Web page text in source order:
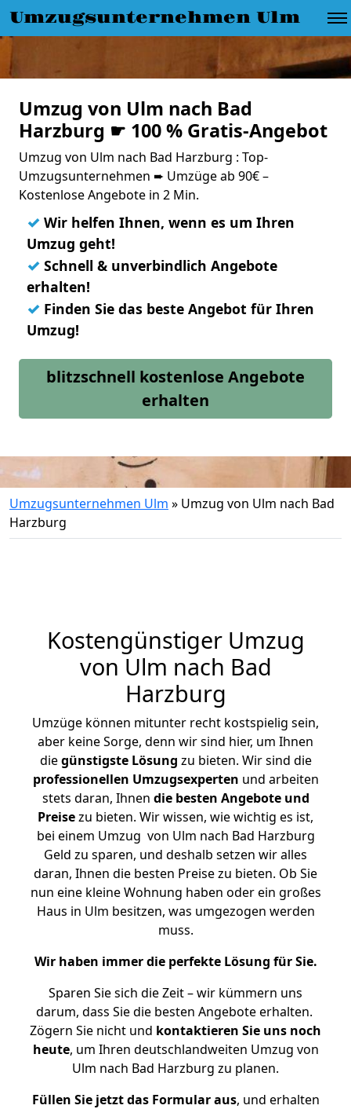
Umzugsunternehmen Ulm
Umzug von Ulm nach Bad
Harzburg ☛ 100 % Gratis-Angebot
Umzug von Ulm nach Bad Harzburg : Top-
Umzugsunternehmen ➨ Umzüge ab 90€ –
Kostenlose Angebote in 2 Min.
✓ Wir helfen Ihnen, wenn es um Ihren
Umzug geht!
✓ Schnell & unverbindlich Angebote
erhalten!
✓ Finden Sie das beste Angebot für Ihren
Umzug!
blitzschnell kostenlose Angebote
erhalten
Umzugsunternehmen Ulm » Umzug von Ulm nach Bad
Harzburg
Kostengünstiger Umzug
von Ulm nach Bad
Harzburg
Umzüge können mitunter recht kostspielig sein,
aber keine Sorge, denn wir sind hier, um Ihnen
diegünstigste Lösung zu bieten. Wir sind die
professionellen Umzugsexperten und arbeiten
stets daran, Ihnen die besten Angebote und
Preisezu bieten. Wir wissen, wie wichtig es ist,
bei einem Umzug von Ulm nach Bad Harzburg
Geld zu sparen, und deshalb setzen wir alles
daran, Ihnen die besten Preise zu bieten. Ob Sie
nun eine kleine Wohnung haben oder ein großes
Haus in Ulm besitzen, was umgezogen werden
muss.
Wir haben immer die perfekte Lösung für Sie.
Sparen Sie sich die Zeit – wir kümmern uns
darum, dass Sie die besten Angebote erhalten.
Zögern Sie nicht und kontaktieren Sie uns noch
heute, um Ihren deutschlandweiten Umzug von
Ulm nach Bad Harzburg zu planen.
Füllen Sie jetzt das Formular aus, und erhalten